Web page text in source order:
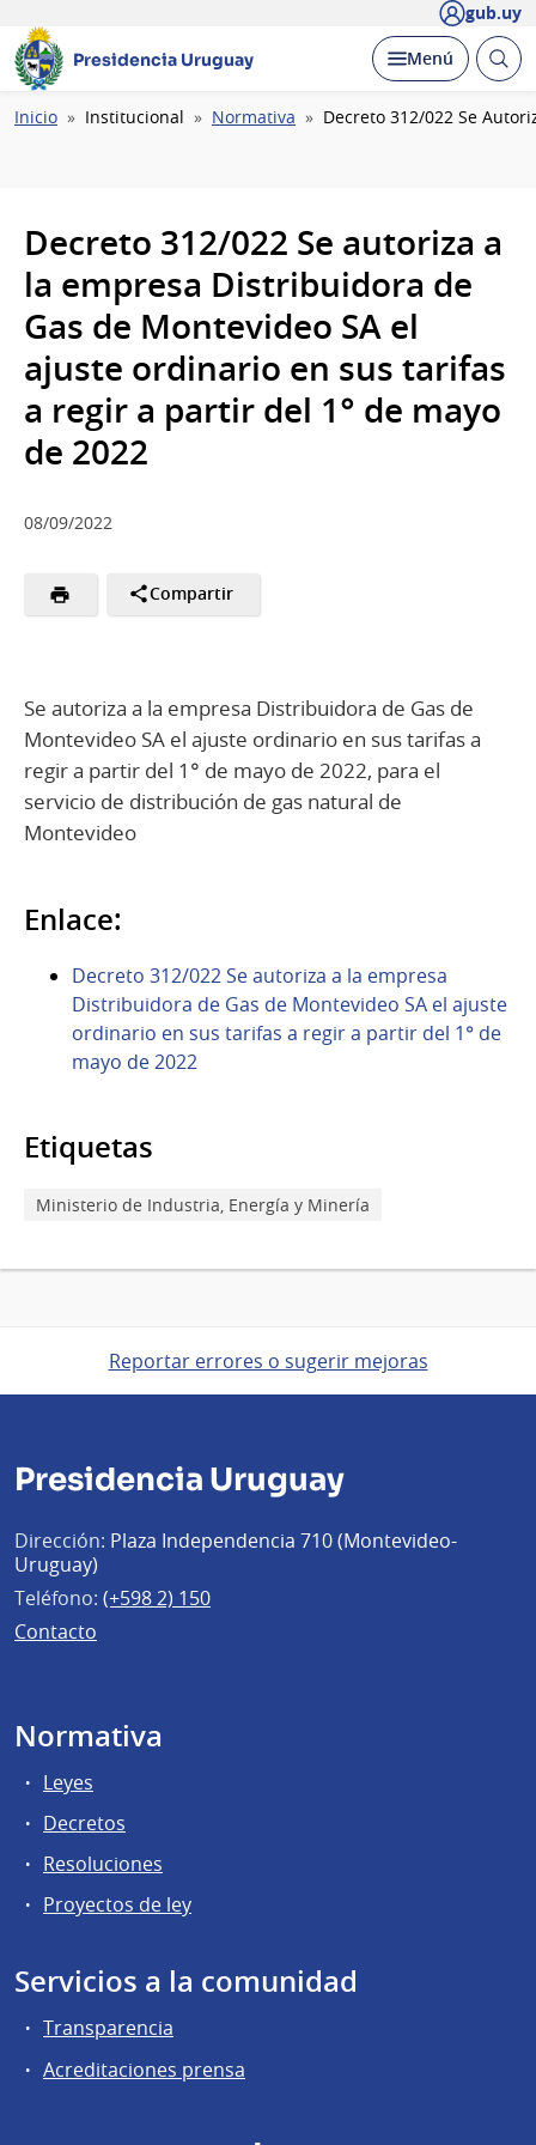
gub.uy
Presidencia Uruguay Desplegar
Menú Abrir
Ruta
Inicio Institucional Normativa Decreto 312/022 Se
Decreto 312/022 Se autoriza a
la empresa Distribuidora de
Gas de Montevideo SA el
ajuste ordinario en sus tarifas
a regir a partir del 1° de mayo
de 2022
08/09/2022
Compartir
Se autoriza a la empresa Distribuidora de Gas de
Montevideo SA el ajuste ordinario en sus tarifas a
regir a partir del 1° de mayo de 2022, para el
servicio de distribución de gas natural de
Montevideo
Enlace:
Decreto 312/022 Se autoriza a la empresa
Distribuidora de Gas de Montevideo SA el ajuste
ordinario en sus tarifas a regir a partir del 1° de
mayo de 2022
Etiquetas
Ministerio de Industria, Energía y Minería
Reportar errores o sugerir mejoras
Presidencia Uruguay
Dirección: Plaza Independencia 710 (Montevideo-
Uruguay)
Teléfono: (+598 2) 150
Contacto
Normativa
Leyes
Decretos
Resoluciones
Proyectos de ley
Servicios a la comunidad
Transparencia
Acreditaciones prensa